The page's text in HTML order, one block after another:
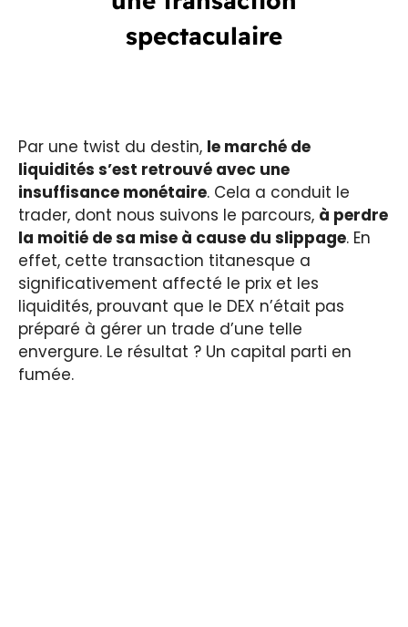
spectaculaire
Par une twist du destin, le marché de
liquidités s’est retrouvé avec une
insuffisance monétaire. Cela a conduit le
trader, dont nous suivons le parcours, à perdre
la moitié de sa mise à cause du slippage. En
effet, cette transaction titanesque a
significativement affecté le prix et les
liquidités, prouvant que le DEX n’était pas
préparé à gérer un trade d’une telle
envergure. Le résultat ? Un capital parti en
fumée.